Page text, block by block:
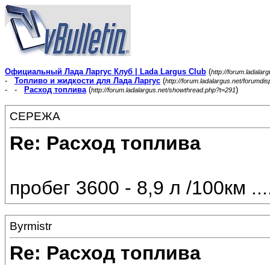
Официальный Лада Ларгус Клуб | Lada Largus Club (http://
- Топливо и жидкости для Лада Ларгус (http://forum.ladalargus.net/
- - Расход топлива(http://forum.ladalargus.net/showthread.php?t=291)
СЕРЕЖА
Re: Расход топлива
пробег 3600 - 8,9 л /100км
Byrmistr
Re: Расход топлива